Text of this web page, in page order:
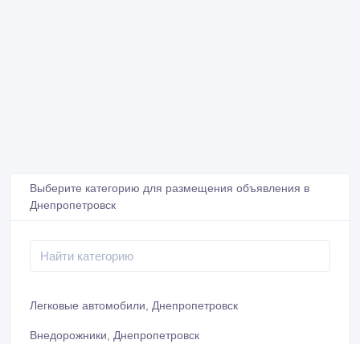
Выберите категорию для размещения объявления в
Днепропетровск
Легковые автомобили, Днепропетровск
Внедорожники, Днепропетровск